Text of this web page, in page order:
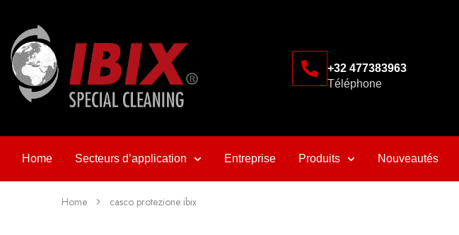
+32 477383963
Téléphone
Home Secteurs d’application Entreprise Produits Nouveautés
Home casco protezione ibix